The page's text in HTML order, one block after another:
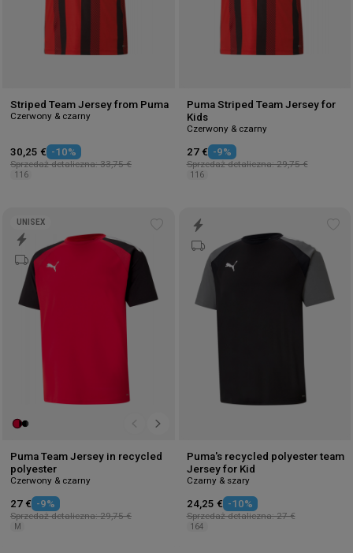
Striped Team Jersey from Puma
Czerwony & czarny
30,25 € -10%
Sprzedaż detaliczna: 33,75 €
116
Puma Striped Team Jersey for
Kids
Czerwony & czarny
27 € -9%
Sprzedaż detaliczna: 29,75 €
116
UNISEX
Puma Team Jersey in recycled
polyester
Czerwony & czarny
27 € -9%
Sprzedaż detaliczna: 29,75 €
M
Puma's recycled polyester team
Jersey for Kid
Czarny & szary
24,25 € -10%
Sprzedaż detaliczna: 27 €
164